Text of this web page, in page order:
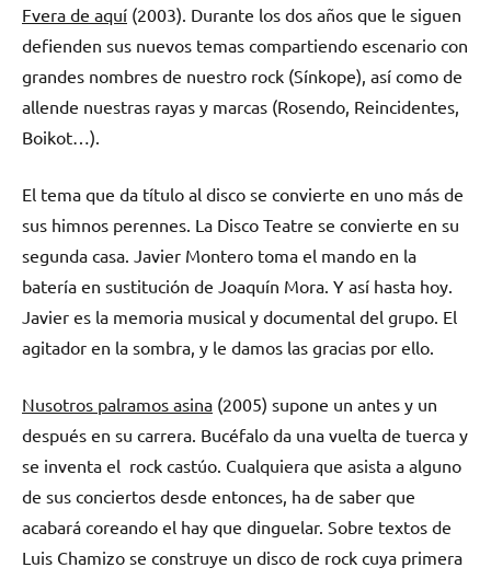
Fvera de aquí (2003). Durante los dos años que le siguen
defienden sus nuevos temas compartiendo escenario con
grandes nombres de nuestro rock (Sínkope), así como de
allende nuestras rayas y marcas (Rosendo, Reincidentes,
Boikot…).
El tema que da título al disco se convierte en uno más de
sus himnos perennes. La Disco Teatre se convierte en su
segunda casa. Javier Montero toma el mando en la
batería en sustitución de Joaquín Mora. Y así hasta hoy.
Javier es la memoria musical y documental del grupo. El
agitador en la sombra, y le damos las gracias por ello.
Nusotros palramos asina (2005) supone un antes y un
después en su carrera. Bucéfalo da una vuelta de tuerca y
se inventa el rock castúo. Cualquiera que asista a alguno
de sus conciertos desde entonces, ha de saber que
acabará coreando el hay que dinguelar. Sobre textos de
Luis Chamizo se construye un disco de rock cuya primera